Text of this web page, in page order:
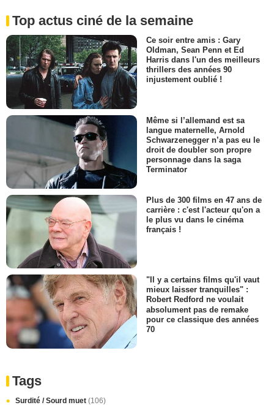
Top actus ciné de la semaine
Ce soir entre amis : Gary
Oldman, Sean Penn et Ed
Harris dans l'un des meilleurs
thrillers des années 90
injustement oublié !
Même si l’allemand est sa
langue maternelle, Arnold
Schwarzenegger n’a pas eu le
droit de doubler son propre
personnage dans la saga
Terminator
Plus de 300 films en 47 ans de
carrière : c'est l'acteur qu'on a
le plus vu dans le cinéma
français !
"Il y a certains films qu'il vaut
mieux laisser tranquilles" :
Robert Redford ne voulait
absolument pas de remake
pour ce classique des années
70
Tags
Surdité / Sourd muet (106)